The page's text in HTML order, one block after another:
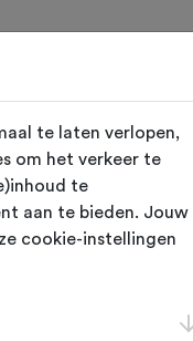
is niet
te laten verlopen,
om het verkeer te
te
aan te bieden. Jouw
cookie-instellingen